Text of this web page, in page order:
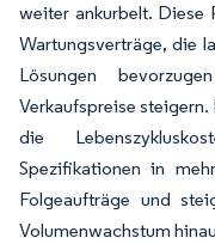
weiter ankurbelt. Diese
Wartungsverträge, die
Lösungen
Verkaufspreise
die
Spezifikationen in
Folgeaufträge und
Volumenwachstum